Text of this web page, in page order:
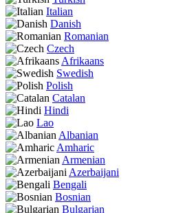
Italian
Danish
Romanian
Czech
Afrikaans
Swedish
Polish
Catalan
Hindi
Lao
Albanian
Amharic
Armenian
Azerbaijani
Bengali
Bosnian
Bulgarian